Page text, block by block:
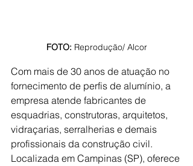
FOTO: Reprodução/ Alcor
Com mais de 30 anos de atuação no
fornecimento de perfis de alumínio, a
empresa atende fabricantes de
esquadrias, construtoras, arquitetos,
vidraçarias, serralherias e demais
profissionais da construção civil.
Localizada em Campinas (SP), oferece